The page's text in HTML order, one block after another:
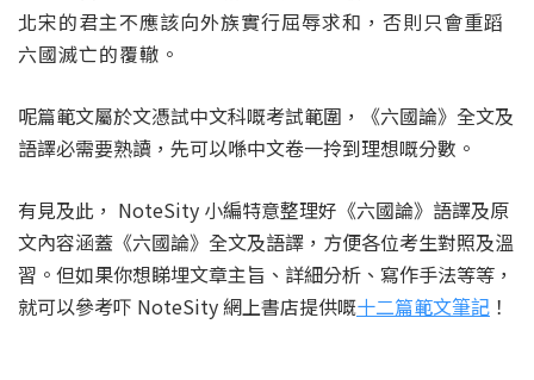
北宋的君主不應該向外族實行屈辱求和，否則只會重蹈
六國滅亡的覆轍。
呢篇範文屬於文憑試中文科嘅考試範圍，《六國論》全文及
語譯必需要熟讀，先可以喺中文卷一拎到理想嘅分數。
有見及此， NoteSity 小編特意整理好《六國論》語譯及原
文內容涵蓋《六國論》全文及語譯，方便各位考生對照及溫
習。但如果你想睇埋文章主旨、詳細分析、寫作手法等等，
就可以參考吓 NoteSity 網上書店提供嘅十二篇範文筆記 ！